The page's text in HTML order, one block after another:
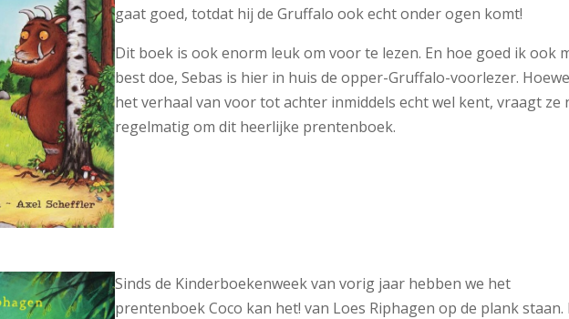
gaat goed, totdat hij de Gruffalo ook echt onder ogen komt!
Dit boek is ook enorm leuk om voor te lezen. En hoe goed ik ook
best doe, Sebas is hier in huis de opper-Gruffalo-voorlezer.
het verhaal van voor tot achter inmiddels echt wel kent, vraagt ze
regelmatig om dit heerlijke prentenboek.
Sinds de Kinderboekenweek van vorig jaar hebben we het
prentenboek Coco kan het! van Loes Riphagen op de plank staan.